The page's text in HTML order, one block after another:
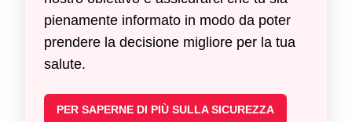
pienamente informato in modo da poter
prendere la decisione migliore per la tua
salute.
PER SAPERNE DI PIÙ SULLA SICUREZZA